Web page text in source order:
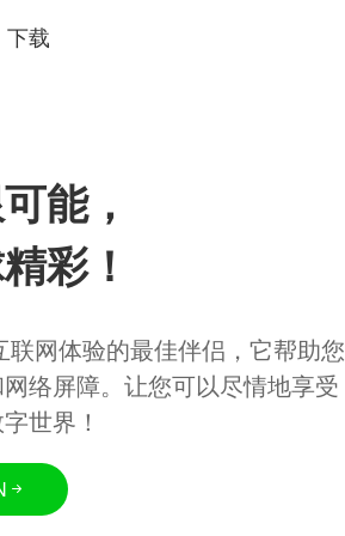
下载
能，
彩！
联网体验的最佳伴侣，它帮助您
络屏障。让您可以尽情地享受
世界！